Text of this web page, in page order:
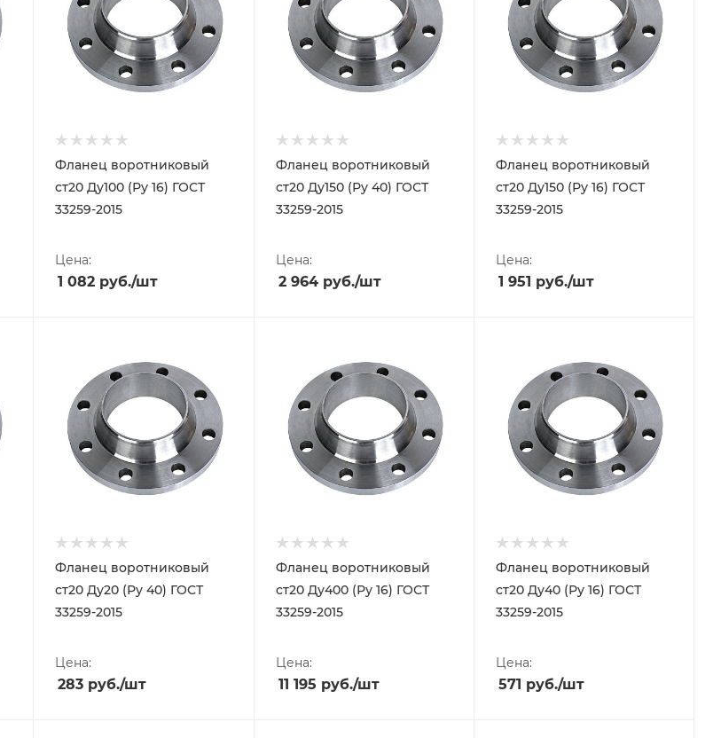
Фланец воротниковый
ст20 Ду100 (Ру 16) ГОСТ
33259-2015
Цена:
1 082 руб./шт
Фланец воротниковый
ст20 Ду150 (Ру 40) ГОСТ
33259-2015
Цена:
2 964руб./шт
Фланец воротниковый
ст20 Ду150 (Ру 16) ГОСТ
33259-2015
Цена:
1 951 руб./шт
Фланец воротниковый
ст20 Ду20 (Ру 40) ГОСТ
33259-2015
Цена:
283 руб./шт
Фланец воротниковый
ст20 Ду400 (Ру 16) ГОСТ
33259-2015
Цена:
11 195 руб./шт
Фланец воротниковый
ст20 Ду40 (Ру 16) ГОСТ
33259-2015
Цена:
571 руб./шт